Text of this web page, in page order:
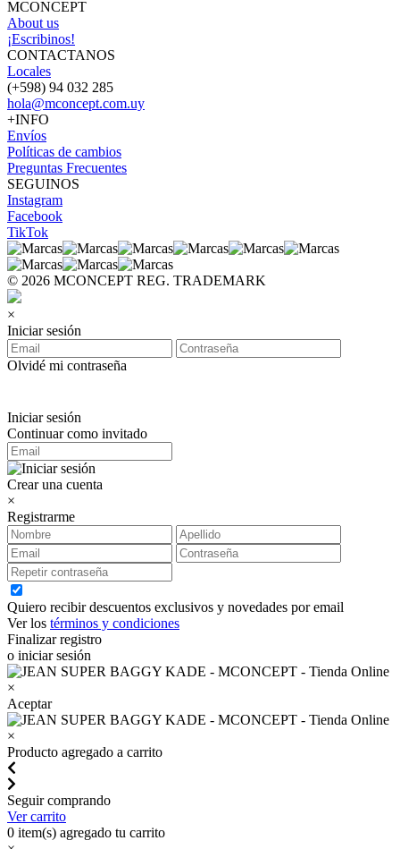
MCONCEPT
About us
¡Escribinos!
CONTACTANOS
Locales
(+598) 94 032 285
hola@mconcept.com.uy
+INFO
Envíos
Políticas de cambios
Preguntas Frecuentes
SEGUINOS
Instagram
Facebook
TikTok
© 2026 MCONCEPT REG. TRADEMARK
×
Iniciar sesión
Olvidé mi contraseña
Iniciar sesión
Continuar como invitado
Crear una cuenta
×
Registrarme
Quiero recibir descuentos exclusivos y novedades por email
Ver los términos y condiciones
Finalizar registro
o iniciar sesión
×
Aceptar
×
Producto agregado a carrito
Seguir comprando
Ver carrito
0 item(s) agregado tu carrito